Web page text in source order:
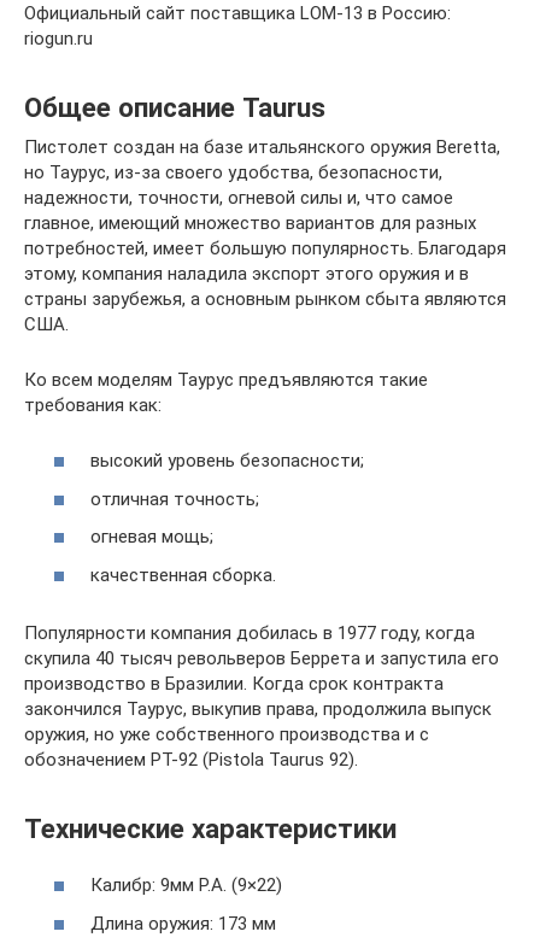
Официальный сайт поставщика LOM-13 в Россию:
riogun.ru
Общее описание Taurus
Пистолет создан на базе итальянского оружия Beretta,
но Таурус, из-за своего удобства, безопасности,
надежности, точности, огневой силы и, что самое
главное, имеющий множество вариантов для разных
потребностей, имеет большую популярность. Благодаря
этому, компания наладила экспорт этого оружия и в
страны зарубежья, а основным рынком сбыта являются
США.
Ко всем моделям Таурус предъявляются такие
требования как:
высокий уровень безопасности;
отличная точность;
огневая мощь;
качественная сборка.
Популярности компания добилась в 1977 году, когда
скупила 40 тысяч револьверов Беррета и запустила его
производство в Бразилии. Когда срок контракта
закончился Таурус, выкупив права, продолжила выпуск
оружия, но уже собственного производства и с
обозначением PT-92 (Pistola Taurus 92).
Технические характеристики
Калибр: 9мм Р.А. (9×22)
Длина оружия: 173 мм